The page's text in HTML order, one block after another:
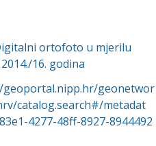
ortofoto u mjerilu
2014./16. godina
geonetwor
catalog.search#/metadat
4277-48ff-8927-8944492